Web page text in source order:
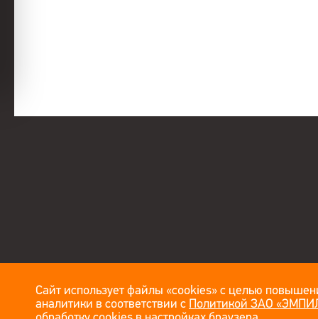
Сайт использует файлы «cookies» с целью
аналитики в соответствии с Политикой ЗАО